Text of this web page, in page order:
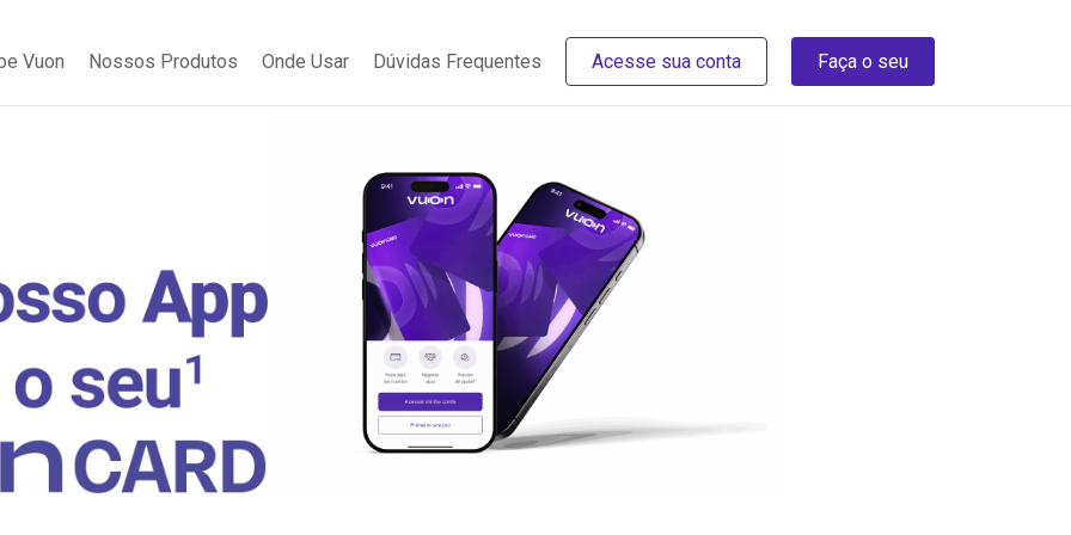
Vuon Nossos Produtos Onde Usar Dúvidas Frequentes Acesse sua conta Faça o seu